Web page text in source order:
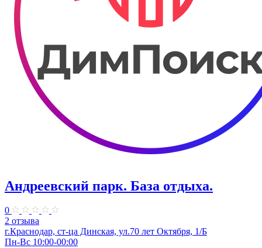
Андреевский парк. ​База отдыха.
0
2 отзыва
г.Краснодар, ст-ца Динская, ул.70 лет Октября, 1/Б
Пн-Вс 10:00-00:00